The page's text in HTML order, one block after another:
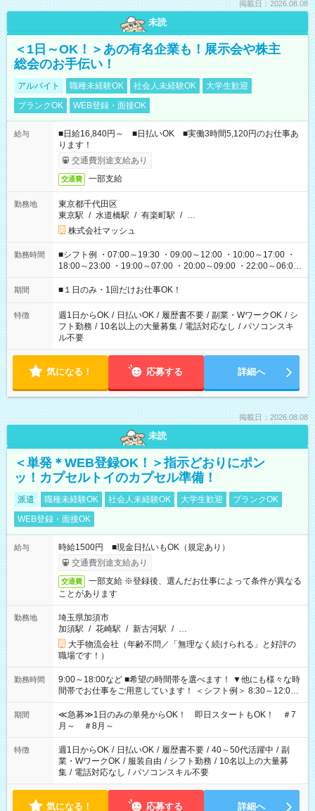
掲載日：2026.08.08
未読
＜1日～OK！＞あの有名企業も！展示会や株主
総会のお手伝い！
アルバイト 職種未経験OK 社会人未経験OK
大学生歓迎
ブランクOK
WEB登録・面接OK
給与
■日給16,840円～ ■日払いOK ■実働3時間5,120円のお仕事あ
ります！
交通費別途支給あり
交通費 一部支給
勤務地
東京都千代田区
東京駅 / 水道橋駅 / 有楽町駅 / …
株式会社マッシュ
勤務時間
■シフト例 ・07:00～19:30 ・09:00～12:00 ・10:00～17:00 ・
18:00～23:00 ・19:00～07:00 ・20:00～09:00 ・22:00～06:00
etc ★最短で3時間で5,120円のお仕事から 15時間で2万円近く稼
げるお仕事も！ ご希望のお時間に合わせてご紹介！ ※シフトは
ください！
期間 ■１日のみ・1回だけお仕事OK！
特徴 週1日からOK / 日払いOK / 履歴書不要 / 副業・WワークOK / シ
フト勤務 / 10名以上の大量募集 / 電話対応なし / パソコンスキ
ル不要
気になる！ 応募する 詳細へ
掲載日：2026.08.08
未読
＜単発＊WEB登録OK！＞指示どおりにポン
ッ！カプセルトイのカプセル準備！
派遣 職種未経験OK 社会人未経験OK 大学生歓迎
ブランクOK
WEB登録・面接OK
給与
時給1500円 ■現金日払いもOK（規定あり）
交通費別途支給あり
交通費
一部支給 ※登録後、選んだお仕事によって条件が異なる
ことがあります
勤務地
埼玉県加須市
加須駅 / 花崎駅 / 新古河駅 / …
大手物流会社（年齢不問／「無理なく続けられる」と好評の
職場です！）
勤務時間
9:00～18:00など ■希望の時間帯を選べます！ ▼他にも様々な時
間帯でお仕事をご用意しています！ ＜シフト例＞ 8:30～12:00
17:00～22:00 13:00～22:00 22:00～翌6:00 など
期間
≪急募≫1日のみの単発からOK！ 即日スタートもOK！ ＃7
月～ ＃8月～
特徴 週1日からOK / 日払いOK / 履歴書不要 / 40～50代活躍中 / 副
業・WワークOK / 服装自由 / シフト勤務 / 10名以上の大量募
集 / 電話対応なし / パソコンスキル不要
気になる！ 応募する 詳細へ